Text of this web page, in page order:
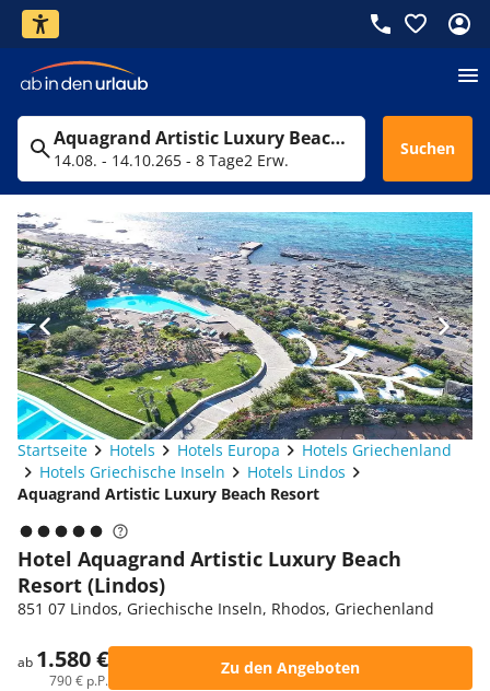
Aquagrand Artistic Luxury Beach Resort
14.08. - 14.10.265 - 8 Tage2 Erw.
Suchen
Startseite Hotels Hotels Europa
Hotels Griechenland
Hotels Griechische Inseln
Hotels Lindos
Aquagrand Artistic Luxury Beach Resort
Hotel Aquagrand Artistic Luxury Beach
Resort (Lindos)
851 07 Lindos, Griechische Inseln, Rhodos, Griechenland
ab 1.580 €
790 € p.P.
Zu den Angeboten